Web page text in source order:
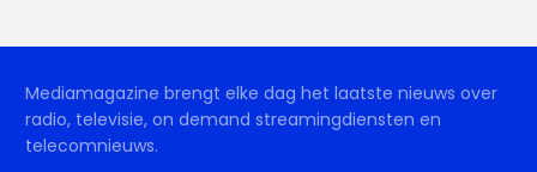
Mediamagazine brengt elke dag het laatste nieuws over
radio, televisie, on demand streamingdiensten en
telecomnieuws.